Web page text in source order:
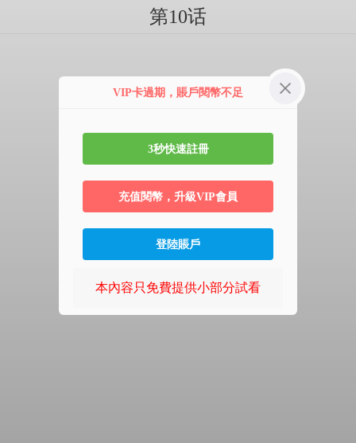
第10话
VIP卡過期，賬戶閱幣不足
3秒快速註冊
充值閱幣，升級VIP會員
登陸賬戶
本內容只免費提供小部分試看